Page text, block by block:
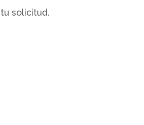
solicitud.